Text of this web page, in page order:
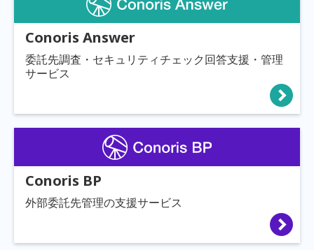
Conoris Answer
委託先調査・セキュリティチェック回答支援・管理
サービス
Conoris BP
外部委託先管理の支援サービス